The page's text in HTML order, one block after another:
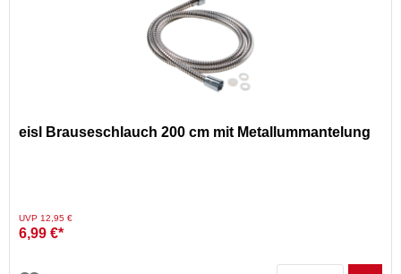
eisl Brauseschlauch 200 cm mit Metallummantelung
Preis reduziert von
UVP 12,95 €auf
6,99 €*